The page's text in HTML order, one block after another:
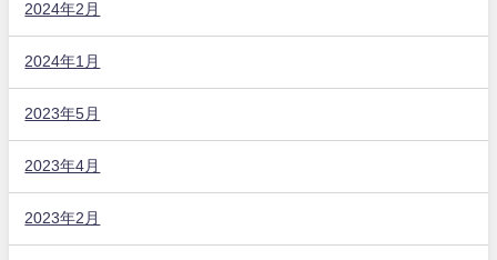
2024年2月
2024年1月
2023年5月
2023年4月
2023年2月